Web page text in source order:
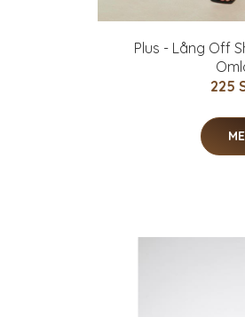
Plus - Lång Off
225